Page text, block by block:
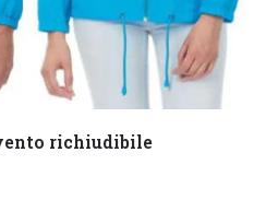
tutto richiudibile